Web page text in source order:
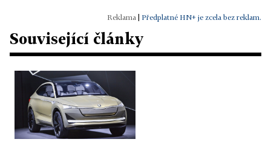
Předplatné HN+ je zcela bez reklam.
Související články